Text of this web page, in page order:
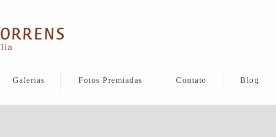
Galerias Fotos Premiadas Contato Blog